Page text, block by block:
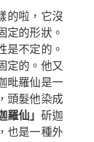
的啦，它沒
定的形狀。
是不定的。
定的。他又
毗羅仙是一
頭髮他染成
羅仙 」 斫迦
也是一種外